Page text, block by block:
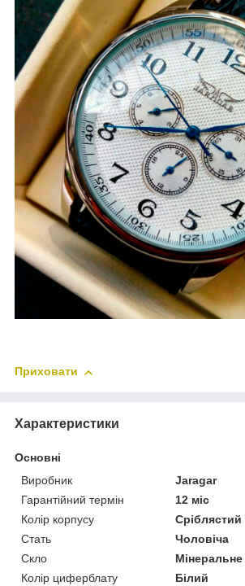
Приховати
Характеристики
Основні
Виробник
Jaragar
Гарантійний термін
12 міс
Колір корпусу
Сріблястий
Стать
Чоловіча
Скло
Мінеральне
Колір циферблату
Білий